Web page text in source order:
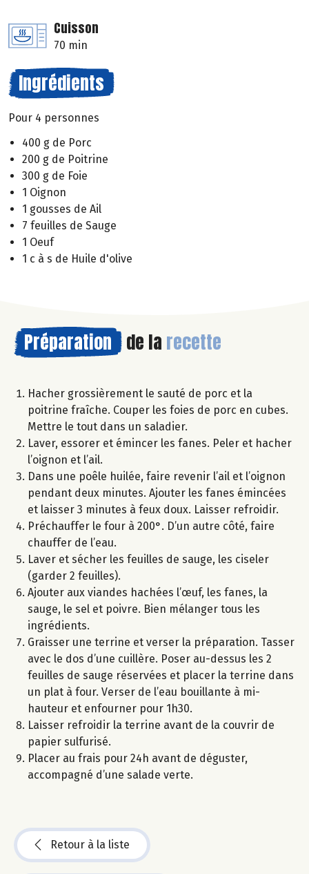
Cuisson
70 min
Ingrédients
Pour 4 personnes
400 g de Porc
200 g de Poitrine
300 g de Foie
1 Oignon
1 gousses de Ail
7 feuilles de Sauge
1 Oeuf
1 c à s de Huile d'olive
Préparation de la recette
Hacher grossièrement le sauté de porc et la
poitrine fraîche. Couper les foies de porc en cubes.
Mettre le tout dans un saladier.
Laver, essorer et émincer les fanes. Peler et hacher
l’oignon et l’ail.
Dans une poêle huilée, faire revenir l’ail et l’oignon
pendant deux minutes. Ajouter les fanes émincées
et laisser 3 minutes à feux doux. Laisser refroidir.
Préchauffer le four à 200°. D’un autre côté, faire
chauffer de l’eau.
Laver et sécher les feuilles de sauge, les ciseler
(garder 2 feuilles).
Ajouter aux viandes hachées l’œuf, les fanes, la
sauge, le sel et poivre. Bien mélanger tous les
ingrédients.
Graisser une terrine et verser la préparation. Tasser
avec le dos d’une cuillère. Poser au-dessus les 2
feuilles de sauge réservées et placer la terrine dans
un plat à four. Verser de l’eau bouillante à mi-
hauteur et enfourner pour 1h30.
Laisser refroidir la terrine avant de la couvrir de
papier sulfurisé.
Placer au frais pour 24h avant de déguster,
accompagné d’une salade verte.
Retour à la liste